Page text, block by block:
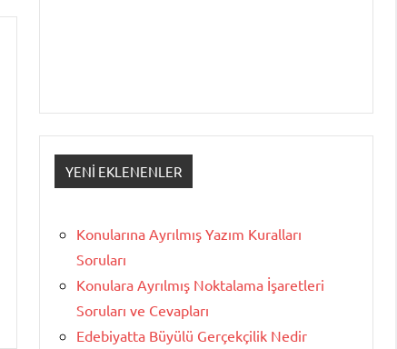
YENI EKLENENLER
Konularına Ayrılmış Yazım Kuralları
Soruları
Konulara Ayrılmış Noktalama İşaretleri
Soruları ve Cevapları
Edebiyatta Büyülü Gerçekçilik Nedir